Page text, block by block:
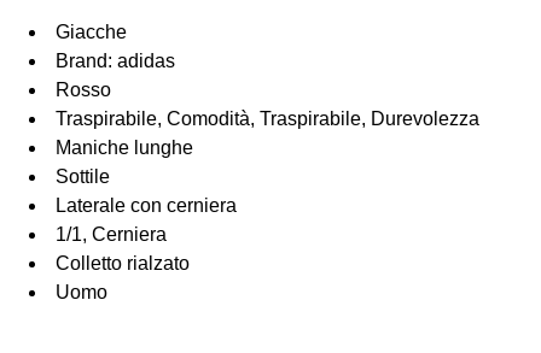
Giacche
Brand: adidas
Rosso
Traspirabile, Comodità, Traspirabile, Durevolezza
Maniche lunghe
Sottile
Laterale con cerniera
1/1, Cerniera
Colletto rialzato
Uomo